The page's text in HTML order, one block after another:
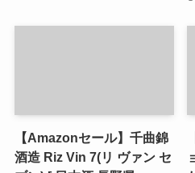
【Amazonセール】千曲錦
酒造 Riz Vin 7(リ ヴァン セ